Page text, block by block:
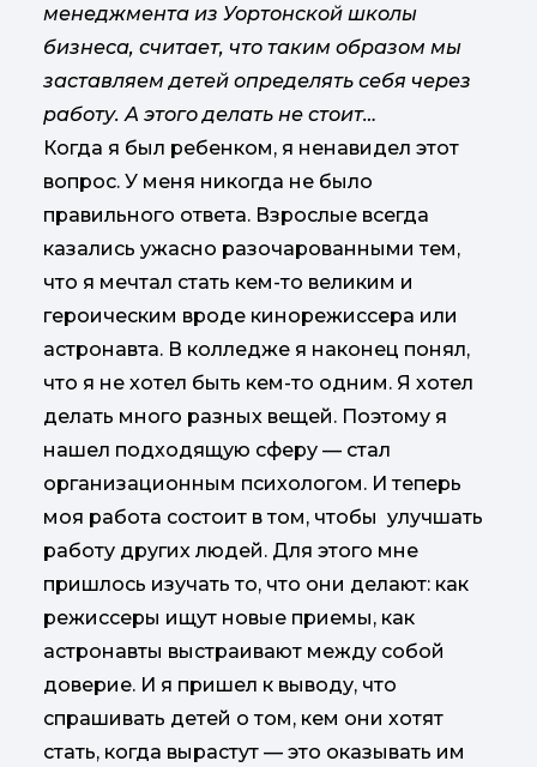
менеджмента из Уортонской школы
бизнеса, считает, что таким образом мы
заставляем детей определять себя через
работу. А этого делать не стоит…
Когда я был ребенком, я ненавидел этот
вопрос. У меня никогда не было
правильного ответа. Взрослые всегда
казались ужасно разочарованными тем,
что я мечтал стать кем-то великим и
героическим вроде кинорежиссера или
астронавта. В колледже я наконец понял,
что я не хотел быть кем-то одним. Я хотел
делать много разных вещей. Поэтому я
нашел подходящую сферу — стал
организационным психологом. И теперь
моя работа состоит в том, чтобы улучшать
работу других людей. Для этого мне
пришлось изучать то, что они делают: как
режиссеры ищут новые приемы, как
астронавты выстраивают между собой
доверие. И я пришел к выводу, что
спрашивать детей о том, кем они хотят
стать, когда вырастут — это оказывать им